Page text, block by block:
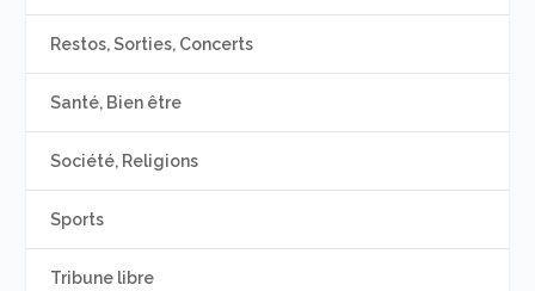
Restos, Sorties, Concerts
Santé, Bien être
Société, Religions
Sports
Tribune libre